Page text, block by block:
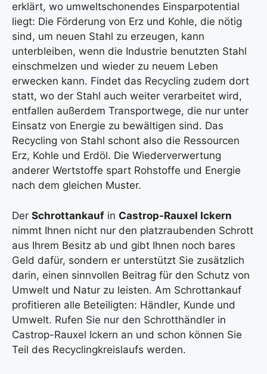
erklärt, wo umweltschonendes Einsparpotential
liegt: Die Förderung von Erz und Kohle, die nötig
sind, um neuen Stahl zu erzeugen, kann
unterbleiben, wenn die Industrie benutzten Stahl
einschmelzen und wieder zu neuem Leben
erwecken kann. Findet das Recycling zudem dort
statt, wo der Stahl auch weiter verarbeitet wird,
entfallen außerdem Transportwege, die nur unter
Einsatz von Energie zu bewältigen sind. Das
Recycling von Stahl schont also die Ressourcen
Erz, Kohle und Erdöl. Die Wiederverwertung
anderer Wertstoffe spart Rohstoffe und Energie
nach dem gleichen Muster.
Der Schrottankauf in Castrop-Rauxel Ickern
nimmt Ihnen nicht nur den platzraubenden Schrott
aus Ihrem Besitz ab und gibt Ihnen noch bares
Geld dafür, sondern er unterstützt Sie zusätzlich
darin, einen sinnvollen Beitrag für den Schutz von
Umwelt und Natur zu leisten. Am Schrottankauf
profitieren alle Beteiligten: Händler, Kunde und
Umwelt. Rufen Sie nur den Schrotthändler in
Castrop-Rauxel Ickern an und schon können Sie
Teil des Recyclingkreislaufs werden.